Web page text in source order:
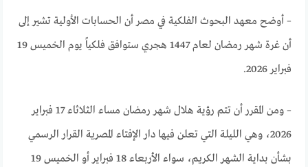
– أوضح معهد البحوث الفلكية في مصر أن الحسابات الأولية تشير إلى
أن غرة شهر رمضان لعام 1447 هجري ستوافق فلكياً يوم الخميس 19
فبراير 2026.
– ومن المقرر أن تتم رؤية هلال شهر رمضان مساء الثلاثاء 17 فبراير
2026، وهي الليلة التي تعلن فيها دار الإفتاء المصرية القرار الرسمي
بشأن بداية الشهر الكريم، سواء الأربعاء 18 فبراير أو الخميس 19